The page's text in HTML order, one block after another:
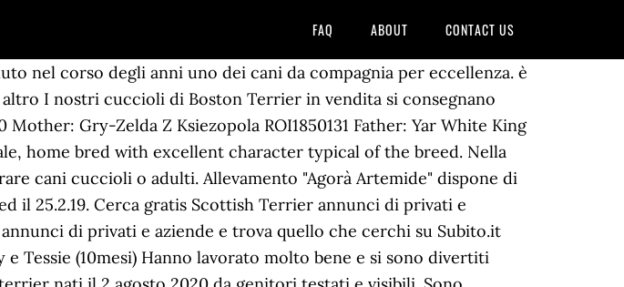
FAQ ABOUT CONTACT US
Fold femmina in vendita a Avezzano (AQ) e in tutta Italia da privato. Ci sono 93 offerte di Scottish in vendita da allevamenti, negozi, canili, privati, fra le quali trovare quella ideale per te. I cuccioli saranno ceduti con sverminazione, vaccinazione completa e pedigree a partire dal 10 ottobre 2020 Allevamento Westie & Scottish Terrier Alleviamo con passione e professionalità West Highland White Terrier e Scottish Terrier da circa 15 anni . Vendita Airedale Terrier. Tutti i cuccioli sono in ottima salute. Annunci di cuccioli in vendita da parte di privati e allevatori. Expodog seleziona i migliori allevamenti di cani italiani garantiti 100%. Cerchi un cucciolo di alta genealogia in vendita? Vendita Cuccioli di Jack Russell: beautifuljak è un allevamento riconosciuto enci e fci, per la selezione del jack russell terrier. Aggiornato il: 02/01/2021. Alleviamo con passione e professionalità West Highland White Terrier e Scottish Terrier da circa 15 anni. I cuccioli, con Pedigree Enci/Fci, sono visibili direttamente dall … Cuccioli di scottish terrier Cuccioli di SCOTTISH TERRIER nati da genitori sani. Se vuoi approfondire, inoltre, trovi moltissimi articoli su cani e cuccioli.Nell'ultimo anno si sono registrati 29242 utenti. Origini Lo Scottish Terrier è anche denominato Aberdeen Terrier o Scottie. Cani in adozione e regalo cuccioli di tutte le taglie Visita eBay per trovare una vasta selezione di scottish terrier. Da sempre appassionata di Terrier, sono sostenitrice di un Allevamento etico, serio e responsabile volto ad ottenere cuccioli sani, tipici e di buon carattere. Allevamento dei Piccoli Lord - Allevamento cuccioli Arezzo, Perugia, Firenze, Siena. Its face should wear a keen, sharp and active expression. It is a strong, active and surprisingly agile dog. Se non lo trovi imposta un avviso per ogni nuovo annuncio con queste caratteristiche! Trova cuccioli subito su AnimaleAmico Vendita Cuccioli di West Highland: l’allevamento “del giardino delle fiabe” dispone occasionalmente di cuccioli di west highland white terrier.i nostri cuccioli nascono e crescono felici in un ambiente ricco di stimoli e di persone. cuccioli maschi e femmina west higland white terrier nati il 10/1 e disponibili dopo il 10/3 con due vaccinazioni,microchip inserito,pedigree,contratto di compravendita e garanzia,genitori visibi... Vendita (cani taglia piccola) Scoprili su Puppies.com tanti animali come Subito.it e kijiji.it I migliori annunci di Cani di taglia Piccola da Adottare in Italia. Allevo per passione con pochi cani, in famiglia, una sola razza: lo Scottish Terrier, un cane signorile ma anche rustico dal grande carattere. Scoprili su Puppies.com tanti animali come Subito.it e kijiji.it I nostri cuccioli sono affettuosi, giocherelloni, teneri e vivaci, venite a vederli, senza alcun impegno. E’ una razza disponibile solo su prenotazione, in quanto non viene allevata direttamente nel nostro centro cinofilo. Sverminati, saranno venduti con Pedigree Roi, Microchip e libretto sanitario con vaccinazioni, a sessanta giorni dalla nascita. Clicca qui per maggiori informazioni sulla prenotazione di un cucciolo di Airedale Terrier. Scottish Terrier . Siamo un piccolo allevamento amatoriale che alleva i suoi cuccioli in casa, per questo sono affettuosi e giocherelloni. Vendita cani e cuccioli. We have supported many families through their experiences of adoption and we have invited some of them to share their experiences with you. Il piccolo ha un ottima genealogia e sarà disponibile verso i primi di Dicembre. Bellissime cucciolate di Jack Russell Terrier a Pelo Corto, Broken e Ruvido, sono disponibili in allevamento riconosciuto Enci. I cuccioli verranno ceduti con microchip, vaccinazioni, sverminazione regolare documentazione Enci. E’ una razza le cui origini sono ritenute molto antiche. vengono consegnati con pedigree, m.chip, regolarmente vaccinati e sverminati. Una volta deciso che è lei la prediletta, difficile convincerli a cambiare amore, e riconoscono un solo padrone. 998 allevamenti Italiani hanno pubblicato 330 annunci di vendita cuccioli con Pedigree di alta genealogia. Di certo si sa che questo nobile cane Scozzese fu inizialmente selezionato per la caccia da tana data la sua conformazione da non confondere con il … Stories. Sei nel posto giusto! I cuccioli in vendita non devono mai avere meno di due mesi di vita: segnalaci chi cerca di vendere cuccioli più piccoli. Tutti i nostri cuccioli di Scottish Terrier saranno ceduti dopo un’attenta selezione dei futuri proprietari e solo dopo 60 giorni di vita con profilassi antiparassitarie, microchip identificativo, n. 2 vaccinazioni, libretto sanitario, certificato di buona salute, contratto di cessione, copie dei pedigree dei genitori, pedigree Italiano ENCI/FCI, guida al cucciolo. I cuccioli dello Scottish Terrier hanno da subito un carattere molto forte ed è facile che si affezionino alla persona che per prima presta loro più attenzione nel primo periodo di vita. Ci so